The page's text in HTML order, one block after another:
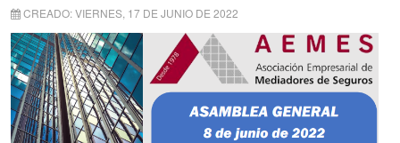
CREADO: VIERNES, 17 DE JUNIO DE 2022